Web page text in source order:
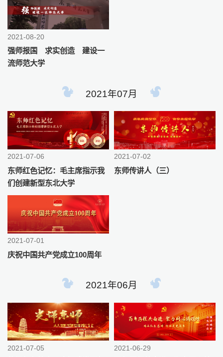
2021-08-20
强师报国 求实创造 建设一
流师范大学
2021年07月
2021-07-06
东师红色记忆：毛主席指示我
们创建新型东北大学
2021-07-02
东师传讲人（三）
2021-07-01
庆祝中国共产党成立100周年
2021年06月
2021-07-05 2021-06-29